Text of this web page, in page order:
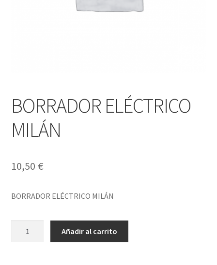
BORRADOR ELÉCTRICO
MILÁN
10,50 €
BORRADOR ELÉCTRICO MILÁN
Añadir al carrito